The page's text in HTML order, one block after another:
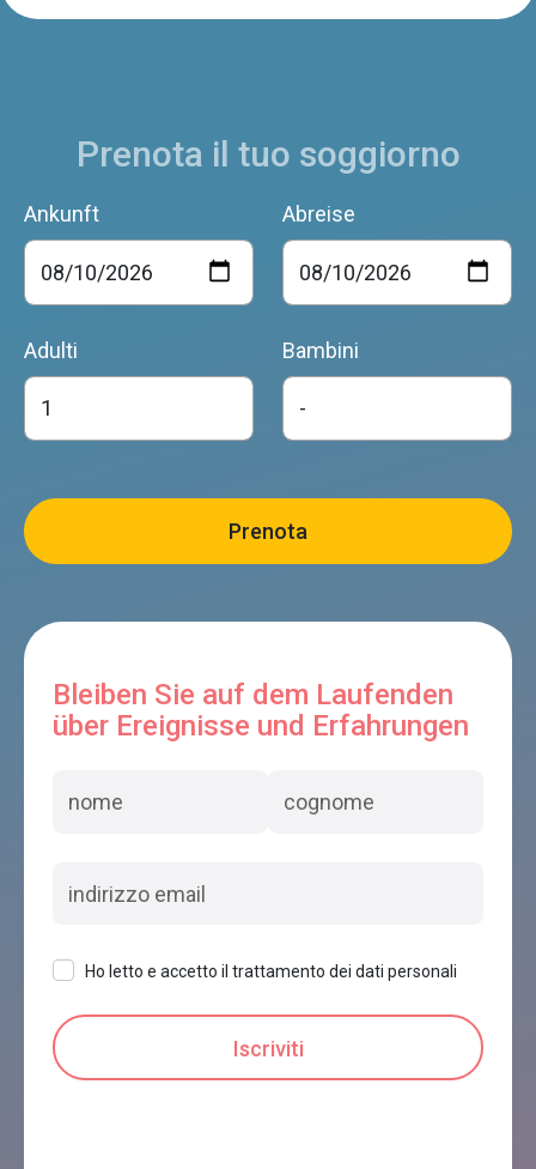
PARIGI
CASA GARDELIN
Arsiu00e8
Arsiu00e8
Prenota il tuo soggiorno
Ankunft Abreise
Adulti Bambini
Bleiben Sie auf dem Laufenden
über Ereignisse und Erfahrungen
Ho letto e accetto il trattamento dei dati personali